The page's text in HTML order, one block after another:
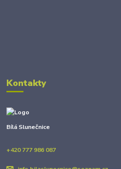
Kontakty
Bílá Slunečnice
+420 777 986 087